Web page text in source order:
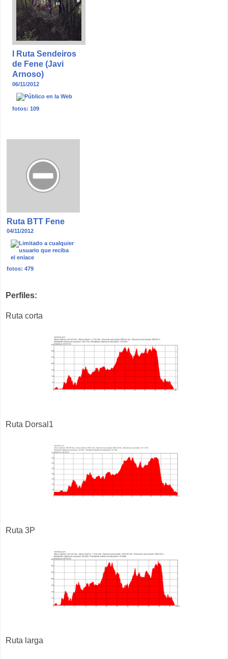
I Ruta Sendeiros
de Fene (Javi
Arnoso)
06/11/2012
fotos: 109
Ruta BTT Fene
04/11/2012
fotos: 479
Perfiles:
Ruta corta
Ruta Dorsal1
Ruta 3P
Ruta larga